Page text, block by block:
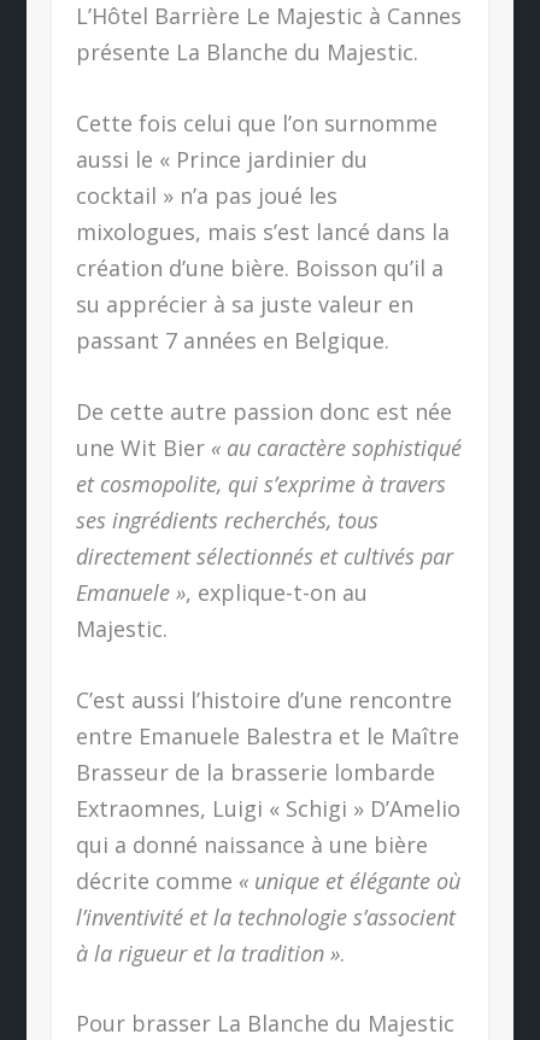
L’Hôtel Barrière Le Majestic à Cannes
présente La Blanche du Majestic.
Cette fois celui que l’on surnomme
aussi le « Prince jardinier du
cocktail » n’a pas joué les
mixologues, mais s’est lancé dans la
création d’une bière. Boisson qu’il a
su apprécier à sa juste valeur en
passant 7 années en Belgique.
De cette autre passion donc est née
une Wit Bier « au caractère sophistiqué
et cosmopolite, qui s’exprime à travers
ses ingrédients recherchés, tous
directement sélectionnés et cultivés par
Emanuele », explique-t-on au
Majestic.
C’est aussi l’histoire d’une rencontre
entre Emanuele Balestra et le Maître
Brasseur de la brasserie lombarde
Extraomnes, Luigi « Schigi » D’Amelio
qui a donné naissance à une bière
décrite comme « unique et élégante où
l’inventivité et la technologie s’associent
à la rigueur et la tradition ».
Pour brasser La Blanche du Majestic